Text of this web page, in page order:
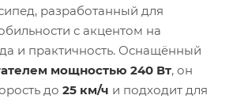
разработанный для
с акцентом на
и практичность. Оснащённый
мощностью 240 Вт, он
до 25 км/ч и подходит для